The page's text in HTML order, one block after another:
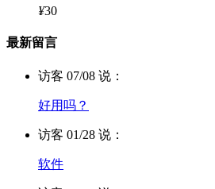
¥30
最新留言
访客 07/08 说：
好用吗？
访客 01/28 说：
软件